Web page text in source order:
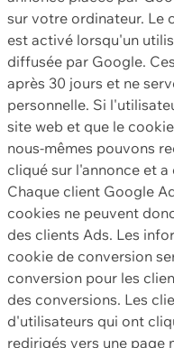
sur votre ordinateur. Le
est activé lorsqu'un
diffusée par Google.
après 30 jours et ne
personnelle. Si
site web et que le
nous-mêmes pouvons
cliqué sur l'annonce et
Chaque client Google
cookies ne peuvent
des clients Ads. Les
cookie de conversion
conversion pour les
des conversions. Les
d'utilisateurs qui ont
redirigés vers une page